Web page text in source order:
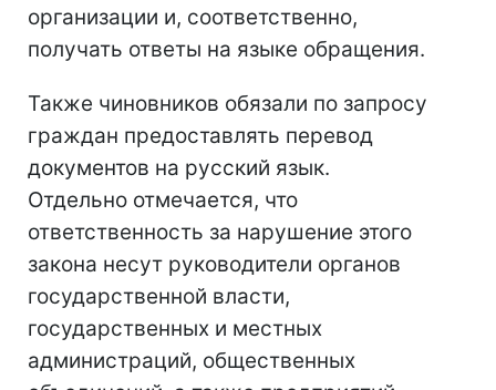
организации и, соответственно,
получать ответы на языке обращения.
Также чиновников обязали по запросу
граждан предоставлять перевод
документов на русский язык.
Отдельно отмечается, что
ответственность за нарушение этого
закона несут руководители органов
государственной власти,
государственных и местных
администраций, общественных